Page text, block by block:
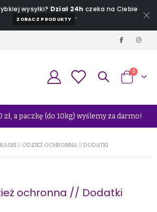
wysyłki? Dział 24h czeka na Ciebie
ZOBACZ PRODUKTY *
Koszyk
0
zł, a paczkę (do 10kg) wyślemy za darmo!
KASKI // ODZIEŻ OCHRONNA // DODATKI
ochronna // Dodatki